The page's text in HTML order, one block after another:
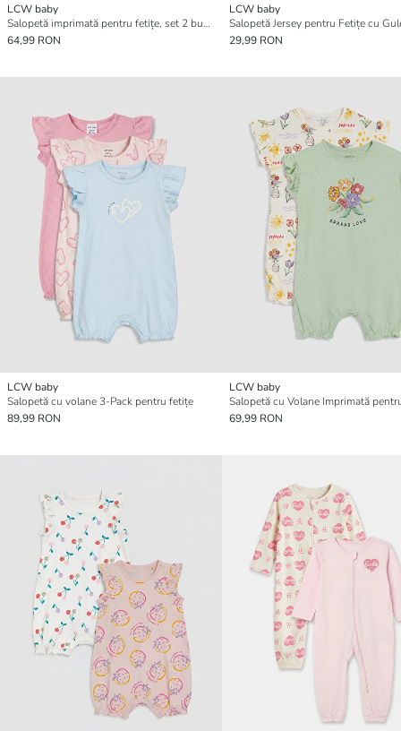
LCW baby
Salopetă imprimată pentru fetițe, set 2 bucăți
64,99 RON
LCW baby
29,99 RON
LCW baby
Salopetă cu volane 3-Pack pentru fetițe
89,99 RON
LCW baby
69,99 RON